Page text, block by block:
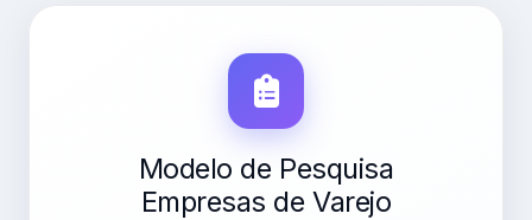
Modelo de Pesquisa
Empresas de Varejo